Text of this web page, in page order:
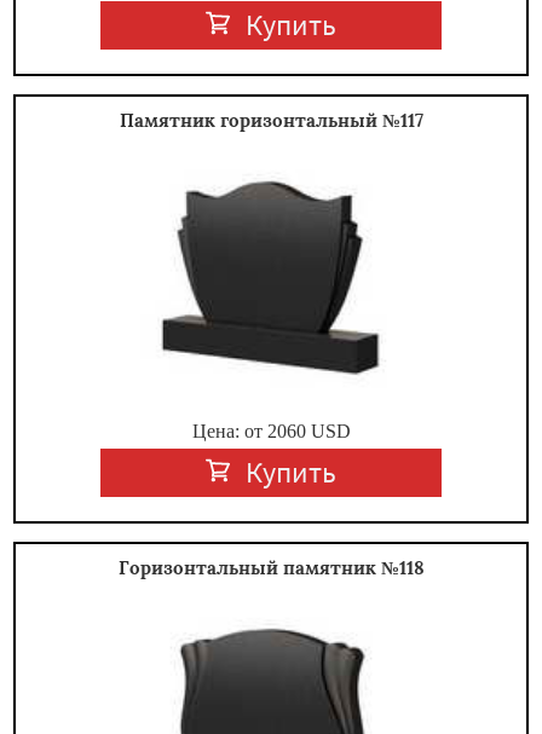
Купить
Памятник горизонтальный №117
Цена: от 2060USD
Купить
Горизонтальный памятник №118